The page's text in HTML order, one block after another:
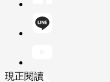
現正閱讀